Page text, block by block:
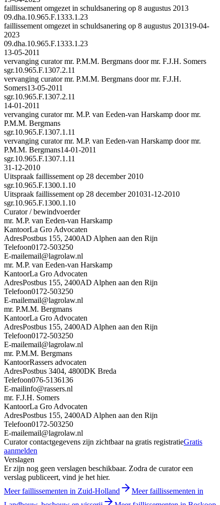
faillissement omgezet in schuldsanering op 8 augustus 2013
09.dha.10.965.F.1333.1.23
faillissement omgezet in schuldsanering op 8 augustus 201319-04-
2023
09.dha.10.965.F.1333.1.23
13-05-2011
vervanging curator mr. P.M.M. Bergmans door mr. F.J.H. Somers
sgr.10.965.F.1307.2.11
vervanging curator mr. P.M.M. Bergmans door mr. F.J.H.
Somers13-05-2011
sgr.10.965.F.1307.2.11
14-01-2011
vervanging curator mr. M.P. van Eeden-van Harskamp door mr.
P.M.M. Bergmans
sgr.10.965.F.1307.1.11
vervanging curator mr. M.P. van Eeden-van Harskamp door mr.
P.M.M. Bergmans14-01-2011
sgr.10.965.F.1307.1.11
31-12-2010
Uitspraak faillissement op 28 december 2010
sgr.10.965.F.1300.1.10
Uitspraak faillissement op 28 december 201031-12-2010
sgr.10.965.F.1300.1.10
Curator / bewindvoerder
mr. M.P. van Eeden-van Harskamp
KantoorLa Gro Advocaten
AdresPostbus 155, 2400AD Alphen aan den Rijn
Telefoon0172-503250
E-mailemail@lagrolaw.nl
mr. M.P. van Eeden-van Harskamp
KantoorLa Gro Advocaten
AdresPostbus 155, 2400AD Alphen aan den Rijn
Telefoon0172-503250
E-mailemail@lagrolaw.nl
mr. P.M.M. Bergmans
KantoorLa Gro Advocaten
AdresPostbus 155, 2400AD Alphen aan den Rijn
Telefoon0172-503250
E-mailemail@lagrolaw.nl
mr. P.M.M. Bergmans
KantoorRassers advocaten
AdresPostbus 3404, 4800DK Breda
Telefoon076-5136136
E-mailinfo@rassers.nl
mr. F.J.H. Somers
KantoorLa Gro Advocaten
AdresPostbus 155, 2400AD Alphen aan den Rijn
Telefoon0172-503250
E-mailemail@lagrolaw.nl
Curator contactgegevens zijn zichtbaar na gratis registratieGratis
aanmelden
Verslagen
Er zijn nog geen verslagen beschikbaar. Zodra de curator een
verslag publiceert, vind je het hier.
Meer faillissementen in Zuid-Holland
Meer faillissementen in